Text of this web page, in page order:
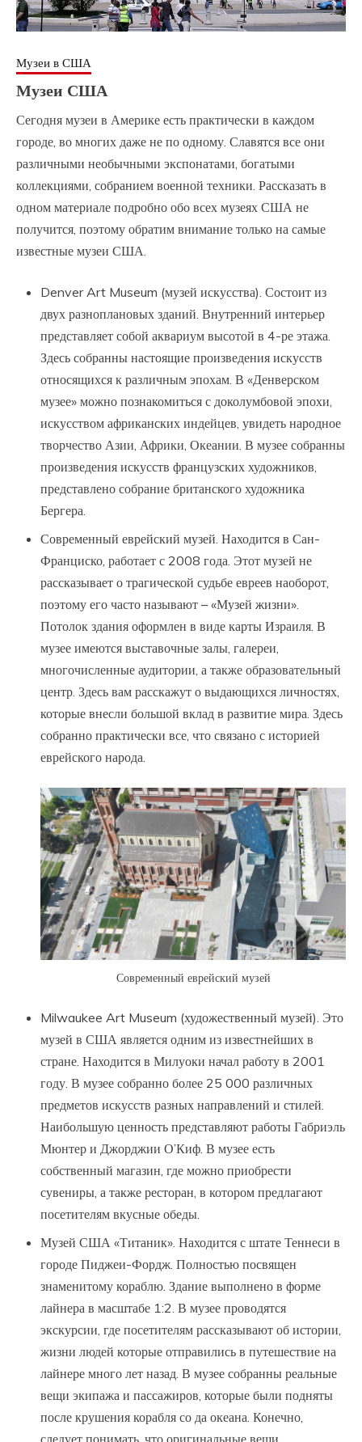
Музеи в США
Музеи США
Сегодня музеи в Америке есть практически в каждом
городе, во многих даже не по одному. Славятся все они
различными необычными экспонатами, богатыми
коллекциями, собранием военной техники. Рассказать в
одном материале подробно обо всех музеях США не
получится, поэтому обратим внимание только на самые
известные музеи США.
Denver Art Museum (музей искусства). Состоит из
двух разноплановых зданий. Внутренний интерьер
представляет собой аквариум высотой в 4-ре этажа.
Здесь собранны настоящие произведения искусств
относящихся к различным эпохам. В «Денверском
музее» можно познакомиться с доколумбовой эпохи,
искусством африканских индейцев, увидеть народное
творчество Азии, Африки, Океании. В музее собранны
произведения искусств французских художников,
представлено собрание британского художника
Бергера.
Современный еврейский музей. Находится в Сан-
Франциско, работает с 2008 года. Этот музей не
рассказывает о трагической судьбе евреев наоборот,
поэтому его часто называют – «Музей жизни».
Потолок здания оформлен в виде карты Израиля. В
музее имеются выставочные залы, галереи,
многочисленные аудитории, а также образовательный
центр. Здесь вам расскажут о выдающихся личностях,
которые внесли большой вклад в развитие мира. Здесь
собранно практически все, что связано с историей
еврейского народа.
Современный еврейский музей
Milwaukee Art Museum (художественный музей). Это
музей в США является одним из известнейших в
стране. Находится в Милуоки начал работу в 2001
году. В музее собранно более 25 000 различных
предметов искусств разных направлений и стилей.
Наибольшую ценность представляют работы Габриэль
Мюнтер и Джорджии О’Киф. В музее есть
собственный магазин, где можно приобрести
сувениры, а также ресторан, в котором предлагают
посетителям вкусные обеды.
Музей США «Титаник». Находится с штате Теннеси в
городе Пиджеи-Фордж. Полностью посвящен
знаменитому кораблю. Здание выполнено в форме
лайнера в масштабе 1:2. В музее проводятся
экскурсии, где посетителям рассказывают об истории,
жизни людей которые отправились в путешествие на
лайнере много лет назад. В музее собранны реальные
вещи экипажа и пассажиров, которые были подняты
после крушения корабля со да океана. Конечно,